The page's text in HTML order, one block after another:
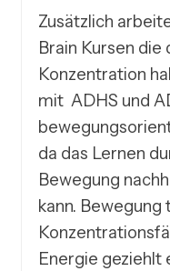
Zusätzlich
Brain Kursen die
Konzentration
mit  ADHS und
da das Lernen
Bewegung
kann. Bewegung
Energie geziehlt